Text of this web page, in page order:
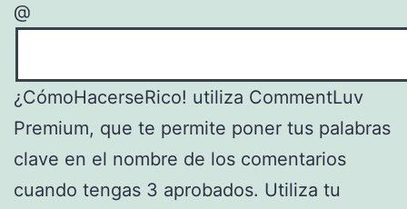
@
¿CómoHacerseRico! utiliza CommentLuv
Premium, que te permite poner tus palabras
clave en el nombre de los comentarios
cuando tengas 3 aprobados. Utiliza tu